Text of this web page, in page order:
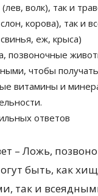
волк), так и
корова), так и
еж, крыса)
позвоночные
чтобы
витамины и
ответов
– Ложь,
быть, как
так и